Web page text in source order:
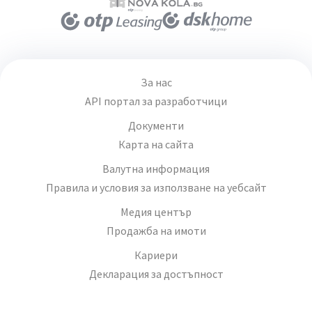
За нас
API портал за разработчици
Документи
Карта на сайта
Валутна информация
Правила и условия за използване на уебсайт
Медия център
Продажба на имоти
Кариери
Декларация за достъпност